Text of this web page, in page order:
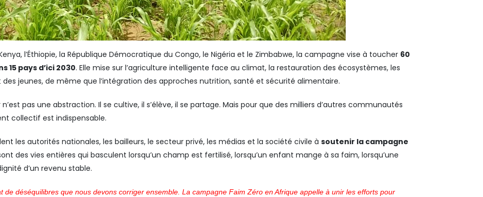
l’Éthiopie, la République Démocratique du Congo, le Nigéria et le Zimbabwe, la campagne vise à toucher 60
15 pays d’ici 2030. Elle mise sur l’agriculture intelligente face au climat, la restauration des écosystèmes, les
jeunes, de même que l’intégration des approches nutrition, santé et sécurité alimentaire.
pas une abstraction. Il se cultive, il s’élève, il se partage. Mais pour que des milliers d’autres communautés
collectif est indispensable.
les autorités nationales, les bailleurs, le secteur privé, les médias et la société civile à soutenir la campagne
des vies entières qui basculent lorsqu’un champ est fertilisé, lorsqu’un enfant mange à sa faim, lorsqu’une
d’un revenu stable.
de déséquilibres que nous devons corriger ensemble. La campagne Faim Zéro en Afrique appelle à unir les efforts pour